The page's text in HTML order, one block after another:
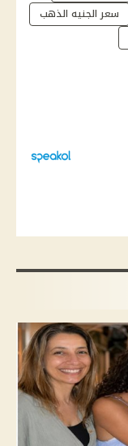
سعر الجنيه الذهب